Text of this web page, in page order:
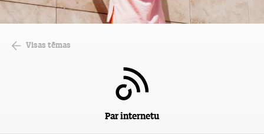
Visas tēmas
Par internetu